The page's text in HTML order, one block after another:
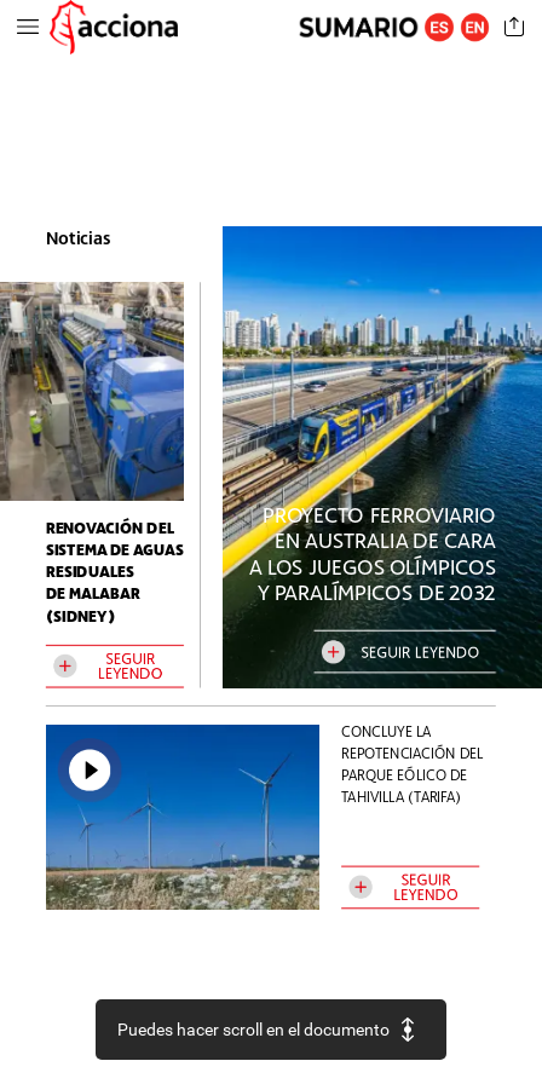
CONCLUYE LA
REPOTENCIACIÓN DEL
PARQUE EÓLICO DE
TAHIVILLA (TARIFA)
RENOVACIÓN DEL
SISTEMADEAGUAS
RESIDUALES
DEMALABAR
(SIDNEY)
SEGUIR
LEYENDO
SEGUIR
LEYENDO
Noticias
PROYECTO FERROVIARIO
ENAUSTRALIADECARA
A LOS JUEGOSOLÍMPICOS
Y PARALÍMPICOS DE2032
SEGUIR LEYENDO
Puedes hacer scroll en el documento